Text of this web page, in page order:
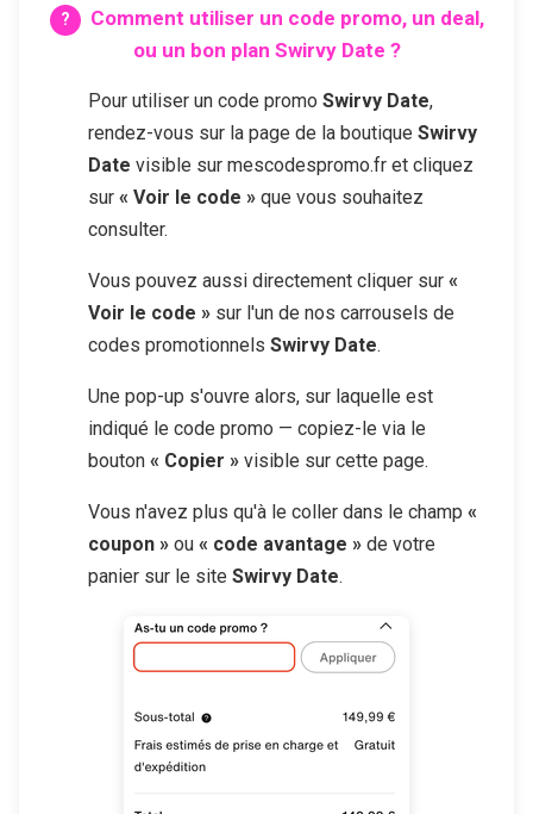
Comment utiliser un code promo, un deal,
ou un bon plan Swirvy Date ?
Pour utiliser un code promo Swirvy Date,
rendez-vous sur la page de la boutique Swirvy
Date visible sur mescodespromo.fr et cliquez
sur « Voir le code » que vous souhaitez
consulter.
Vous pouvez aussi directement cliquer sur «
Voir le code » sur l'un de nos carrousels de
codes promotionnels Swirvy Date.
Une pop-up s'ouvre alors, sur laquelle est
indiqué le code promo — copiez-le via le
bouton « Copier » visible sur cette page.
Vous n'avez plus qu'à le coller dans le champ «
coupon » ou « code avantage » de votre
panier sur le site Swirvy Date.